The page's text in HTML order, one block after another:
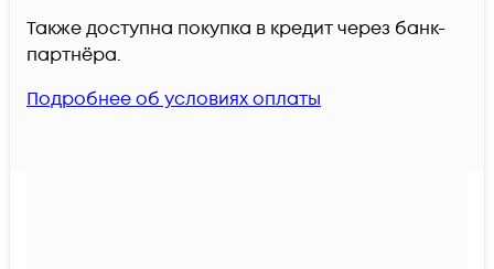
Также доступна покупка в кредит через банк-
партнёра.
Подробнее об условиях оплаты